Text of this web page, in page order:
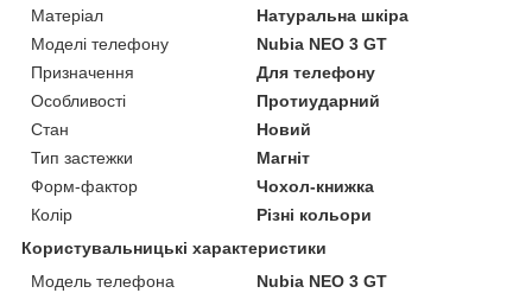
Матеріал
Натуральна шкіра
Моделі телефону
Nubia NEO 3 GT
Призначення
Для телефону
Особливості
Протиударний
Стан
Новий
Тип застежки
Магніт
Форм-фактор
Чохол-книжка
Колір
Різні кольори
Користувальницькі характеристики
Модель телефона
Nubia NEO 3 GT